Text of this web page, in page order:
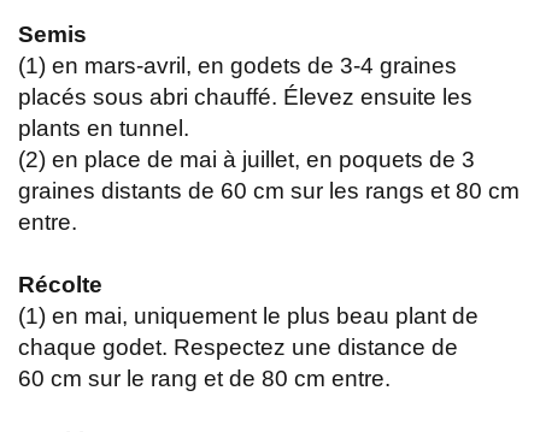
Semis
(1) en mars-avril, en godets de 3-4 graines
placés sous abri chauffé. Élevez ensuite les
plants en tunnel.
(2) en place de mai à juillet, en poquets de 3
graines distants de 60 cm sur les rangs et 80 cm
entre.
Récolte
(1) en mai, uniquement le plus beau plant de
chaque godet. Respectez une distance de
60 cm sur le rang et de 80 cm entre.